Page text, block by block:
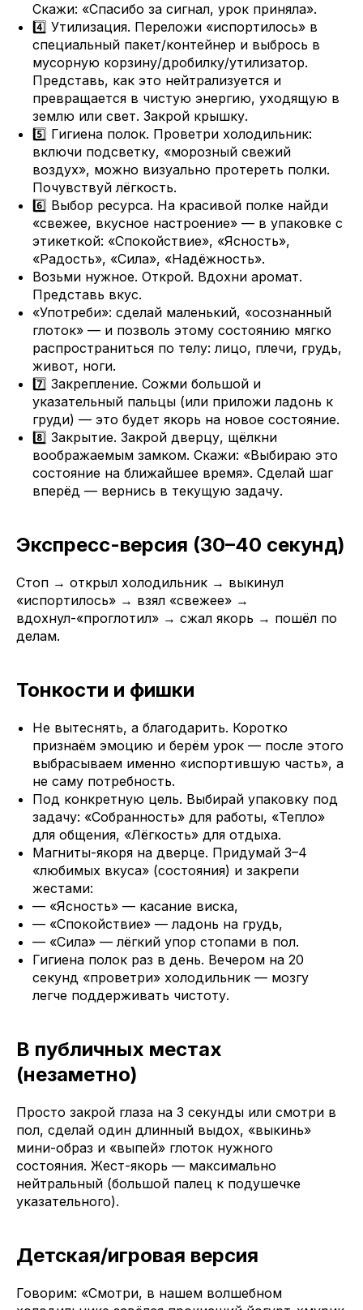
Скажи: «Спасибо за сигнал, урок приняла».
4️⃣ Утилизация. Переложи «испортилось» в
специальный пакет/контейнер и выбрось в
мусорную корзину/дробилку/утилизатор.
Представь, как это нейтрализуется и
превращается в чистую энергию, уходящую в
землю или свет. Закрой крышку.
5️⃣ Гигиена полок. Проветри холодильник:
включи подсветку, «морозный свежий
воздух», можно визуально протереть полки.
Почувствуй лёгкость.
6️⃣ Выбор ресурса. На красивой полке найди
«свежее, вкусное настроение» — в упаковке с
этикеткой: «Спокойствие», «Ясность»,
«Радость», «Сила», «Надёжность».
Возьми нужное. Открой. Вдохни аромат.
Представь вкус.
«Употреби»: сделай маленький, «осознанный
глоток» — и позволь этому состоянию мягко
распространиться по телу: лицо, плечи, грудь,
живот, ноги.
7️⃣ Закрепление. Сожми большой и
указательный пальцы (или приложи ладонь к
груди) — это будет якорь на новое состояние.
8️⃣ Закрытие. Закрой дверцу, щёлкни
воображаемым замком. Скажи: «Выбираю это
состояние на ближайшее время». Сделай шаг
вперёд — вернись в текущую задачу.
Экспресс-версия (30–40 секунд)
Стоп → открыл холодильник → выкинул
«испортилось» → взял «свежее» →
вдохнул-«проглотил» → сжал якорь → пошёл по
делам.
Тонкости и фишки
Не вытеснять, а благодарить. Коротко
признаём эмоцию и берём урок — после этого
выбрасываем именно «испортившую часть», а
не саму потребность.
Под конкретную цель. Выбирай упаковку под
задачу: «Собранность» для работы, «Тепло»
для общения, «Лёгкость» для отдыха.
Магниты-якоря на дверце. Придумай 3–4
«любимых вкуса» (состояния) и закрепи
жестами:
— «Ясность» — касание виска,
— «Спокойствие» — ладонь на грудь,
— «Сила» — лёгкий упор стопами в пол.
Гигиена полок раз в день. Вечером на 20
секунд «проветри» холодильник — мозгу
легче поддерживать чистоту.
В публичных местах
(незаметно)
Просто закрой глаза на 3 секунды или смотри в
пол, сделай один длинный выдох, «выкинь»
мини-образ и «выпей» глоток нужного
состояния. Жест-якорь — максимально
нейтральный (большой палец к подушечке
указательного).
Детская/игровая версия
Говорим: «Смотри, в нашем волшебном